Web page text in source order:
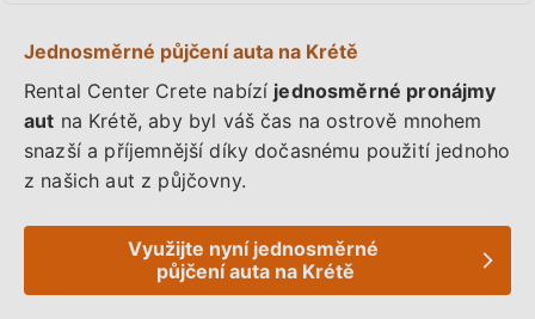
Vrátím vozidlo na jinou pobočku
Datum Vyzvednutí
Datum Vyzvednutí Čas
Datum Vrácení Čas
Jednosměrné půjčení auta na Krétě
Rental Center Crete nabízí jednosměrné pronájmy
aut na Krétě, aby byl váš čas na ostrově mnohem
snazší a příjemnější díky dočasnému použití jednoho
z našich aut z půjčovny.
Využijte nyní jednosměrné
půjčení auta na Krétě